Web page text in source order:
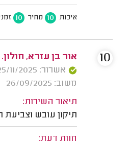
איכות 10 מחיר 10
אור בן עזרא, חולון.
אשרור: 25/11/2025
משוב: 26/09/2025
תיאור השירות:
תיקון עובש
חוות דעת:
10